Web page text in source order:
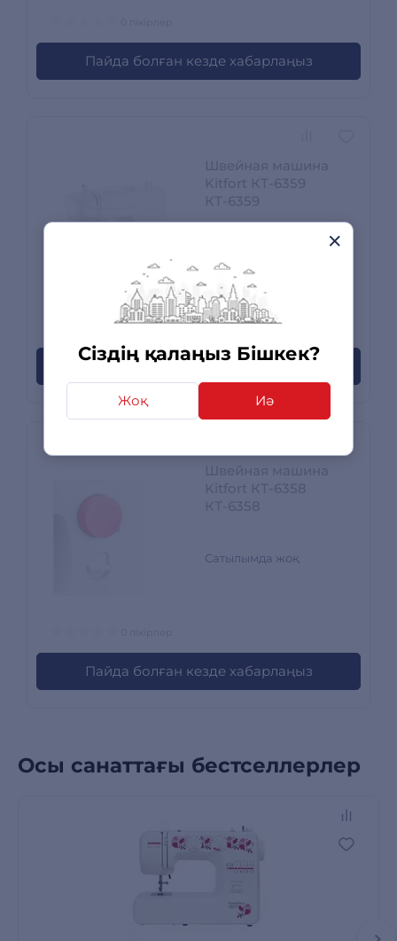
Сіздің қалаңыз Бішкек?
Жоқ Иә
Пайда болған кезде хабарлаңыз
0 пікірлер
Пайда болған кезде хабарлаңыз
Швейная машина
Сатылымда жоқ
Пайда болған кезде хабарлаңыз
Осы санаттағы бестселлерлер